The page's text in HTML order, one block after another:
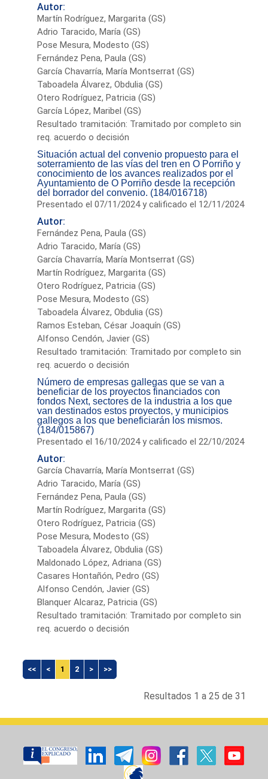
Autor:
Martín Rodríguez, Margarita (GS)
Adrio Taracido, María (GS)
Pose Mesura, Modesto (GS)
Fernández Pena, Paula (GS)
García Chavarría, María Montserrat (GS)
Taboadela Álvarez, Obdulia (GS)
Otero Rodríguez, Patricia (GS)
García López, Maribel (GS)
Resultado tramitación: Tramitado por completo sin
req. acuerdo o decisión
Situación actual del convenio propuesto para el
soterramiento de las vías del tren en O Porriño y
conocimiento de los avances realizados por el
Ayuntamiento de O Porriño desde la recepción
del borrador del convenio. (184/016718)
Presentado el 07/11/2024 y calificado el 12/11/2024
Autor:
Fernández Pena, Paula (GS)
Adrio Taracido, María (GS)
García Chavarría, María Montserrat (GS)
Martín Rodríguez, Margarita (GS)
Otero Rodríguez, Patricia (GS)
Pose Mesura, Modesto (GS)
Taboadela Álvarez, Obdulia (GS)
Ramos Esteban, César Joaquín (GS)
Alfonso Cendón, Javier (GS)
Resultado tramitación: Tramitado por completo sin
req. acuerdo o decisión
Número de empresas gallegas que se van a
beneficiar de los proyectos financiados con
fondos Next, sectores de la industria a los que
van destinados estos proyectos, y municipios
gallegos a los que beneficiarán los mismos.
(184/015867)
Presentado el 16/10/2024 y calificado el 22/10/2024
Autor:
García Chavarría, María Montserrat (GS)
Adrio Taracido, María (GS)
Fernández Pena, Paula (GS)
Martín Rodríguez, Margarita (GS)
Otero Rodríguez, Patricia (GS)
Pose Mesura, Modesto (GS)
Taboadela Álvarez, Obdulia (GS)
Maldonado López, Adriana (GS)
Casares Hontañón, Pedro (GS)
Alfonso Cendón, Javier (GS)
Blanquer Alcaraz, Patricia (GS)
Resultado tramitación: Tramitado por completo sin
req. acuerdo o decisión
<< < 1 2 > >>
Resultados 1 a 25 de 31